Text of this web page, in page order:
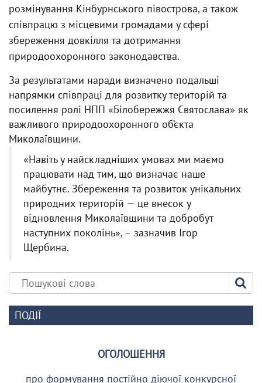
розмінування Кінбурнського півострова, а також
співпрацю з місцевими громадами у сфері
збереження довкілля та дотримання
природоохоронного законодавства.
За результатами наради визначено подальші
напрямки співпраці для розвитку територій та
посилення ролі НПП «Білобережжя Святослава» як
важливого природоохоронного об’єкта
Миколаївщини.
«Навіть у найскладніших умовах ми маємо
працювати над тим, що визначає наше
майбутнє. Збереження та розвиток унікальних
природних територій — це внесок у
відновлення Миколаївщини та добробут
наступних поколінь», – зазначив Ігор
Щербина.
ПОДІЇ
ОГОЛОШЕННЯ
про формування постійно діючої конкурсної